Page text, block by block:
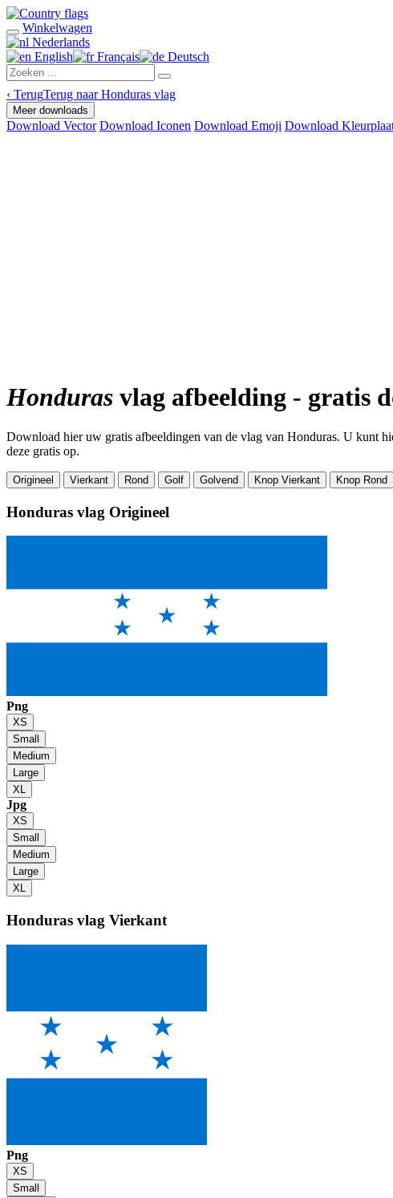
Winkelwagen
Nederlands
English
Français Deutsch
‹ TerugTerug naar Honduras vlag
Meer downloads
Download Vector Download Iconen Download Emoji Download
Honduras vlag afbeelding - gratis
Download hier uw gratis afbeeldingen van de vlag van Honduras. U kunt
deze gratis op.
Origineel Vierkant Rond Golf Golvend Knop Vierkant Knop Rond
Honduras vlag Origineel
Png
XS
Small
Medium
Large
XL
Jpg
XS
Small
Medium
Large
XL
Honduras vlag Vierkant
Png
XS
Small